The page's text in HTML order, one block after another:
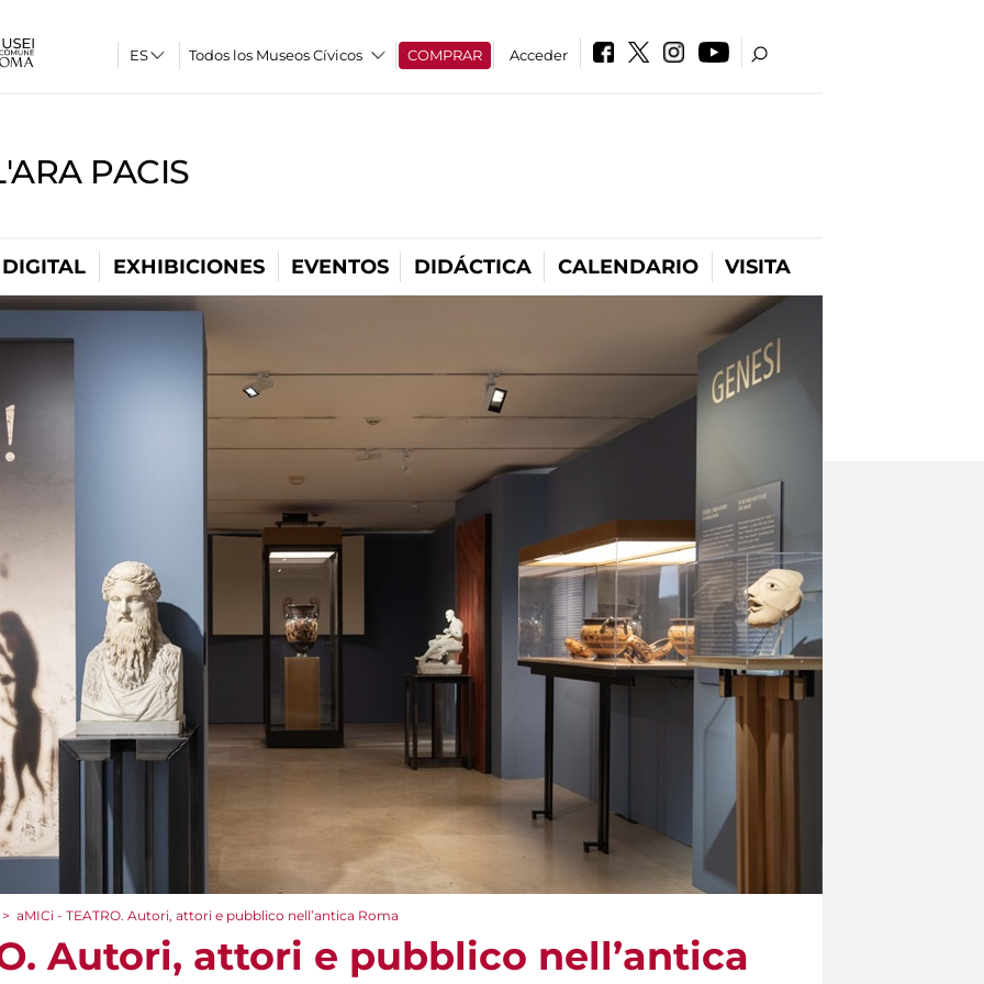
Todos los Museos Cívicos COMPRAR Acceder
PACIS
EXHIBICIONES EVENTOS DIDÁCTICA CALENDARIO VISITA
> aMICi - TEATRO. Autori, attori e pubblico nell’antica Roma
Autori, attori e pubblico nell’antica